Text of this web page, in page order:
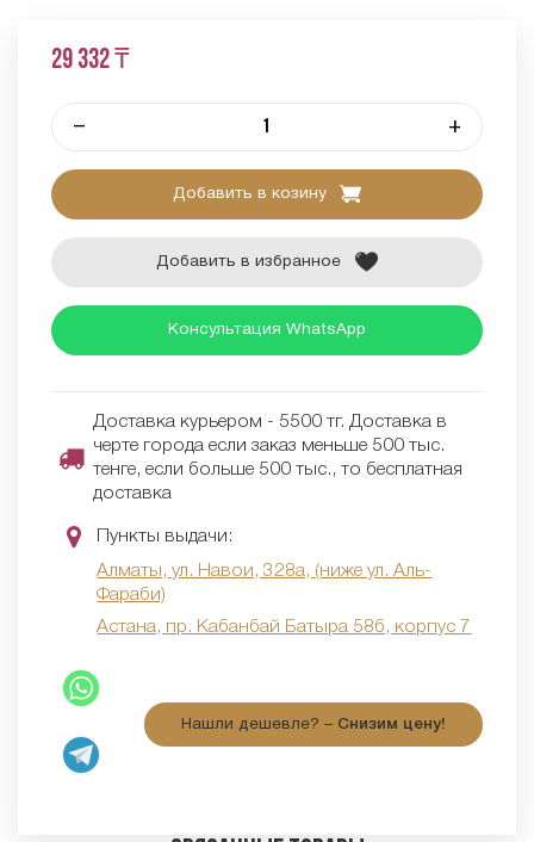
29 332 ₸
– +
Добавить в козину
Добавить в избранное
Консультация WhatsApp
Доставка курьером - 5500 тг. Доставка в
черте города если заказ меньше 500 тыс.
тенге, если больше 500 тыс., то бесплатная
доставка
Пункты выдачи:
Алматы, ул. Навои, 328а, (ниже ул. Аль-
Фараби)
Астана, пр. Кабанбай Батыра 58б, корпус 7
Нашли дешевле? – Снизим цену!